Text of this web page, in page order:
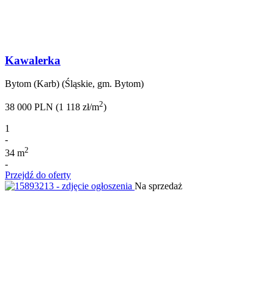
Kawalerka
Bytom (Karb) (Śląskie, gm. Bytom)
38 000 PLN (1 118 zł/m2)
1
-
34 m2
-
Przejdź do oferty
Na sprzedaż